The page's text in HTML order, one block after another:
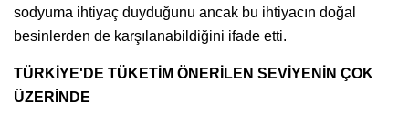
sodyuma ihtiyaç duyduğunu ancak bu ihtiyacın doğal
besinlerden de karşılanabildiğini ifade etti.
TÜRKİYE'DE TÜKETİM ÖNERİLEN SEVİYENİN ÇOK
ÜZERİNDE